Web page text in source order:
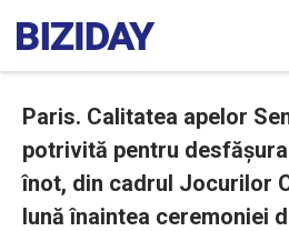
Paris. Calitatea apelor
potrivită pentru
înot, din cadrul Jocurilor
lună înaintea ceremoniei